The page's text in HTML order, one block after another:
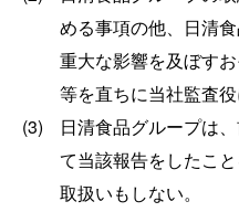
める事項の他、日清
重大な影響を及ぼす
等を直ちに当社監査役
(3)
日清食品グループは
て当該報告をしたこ
取扱いもしない。